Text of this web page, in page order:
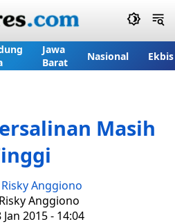
Jawa
Barat
Nasional Ekbis
Masih
Risky Anggiono
Anggiono
Jan 2015 - 14:04